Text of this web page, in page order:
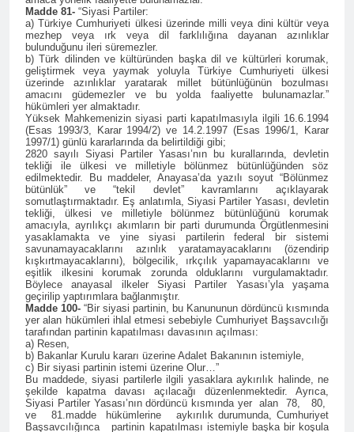
merkez ilçesinin 2.
Olağan kongresi
gerçekleşti.
Kayyum Siyasetini Bir
Kez Daha Kınıyoruz
2 Yıl Ago
Dünya Çocuk Hakları
Günü Kutu Olsun
2 Yıl Ago
2 Yıl Ago
Hak ve Özgürlükler Partisi
HAK-PAR Elazığ il
teşkilatının 8. Olağan
kongresi 16.11.2024
tarihinde il binasında
yapıldı.
2 Yıl Ago
ÇÖZÜM VE ÇÖZÜMLEME
-2- EĞRİ CETVEL İLE
DOĞRU ÇİZGİ ÇİZİLMEZ
2 Yıl Ago
HAK-PAR Genel başkanı
Düzgün Kaplan ve
beraberindeki heyet,
Alakad/PDK Dış ilişkiler
siyasi büro başkanı Dr.
Kemal Kerküki ile görüştü
2 Yıl Ago
HAK-PAR Mersin il’i Silifke
İlçe Kongresi 9/11/2024
saat 13-15 saatleri arasında
Taşucu mah.İsmet İnönü
cd.5.sk No:1/E de yapıldı.
2 Yıl Ago
HAK-PAR Genel Başkanı
Düzgün KAPLAN CİZRE’DE
‘Barış ve istikrar ancak Kürt
meselesinin adil çözüme
2 Yıl Ago
Madde 81- “Siyasi Partiler:
a) Türkiye Cumhuriyeti ülkesi üzerinde milli veya dini kültür veya
mezhep veya ırk veya dil farklılığına dayanan azınlıklar
bulunduğunu ileri süremezler.
b) Türk dilinden ve kültüründen başka dil ve kültürleri korumak,
geliştirmek veya yaymak yoluyla Türkiye Cumhuriyeti ülkesi
üzerinde azınlıklar yaratarak millet bütünlüğünün bozulması
amacını güdemezler ve bu yolda faaliyette bulunamazlar.”
hükümleri yer almaktadır.
Yüksek Mahkemenizin siyasi parti kapatılmasıyla ilgili 16.6.1994
(Esas 1993/3, Karar 1994/2) ve 14.2.1997 (Esas 1996/1, Karar
1997/1) günlü kararlarında da belirtildiği gibi;
2820 sayılı Siyasi Partiler Yasası’nın bu kurallarında, devletin
tekliği ile ülkesi ve milletiyle bölünmez bütünlüğünden söz
edilmektedir. Bu maddeler, Anayasa’da yazılı soyut “Bölünmez
bütünlük” ve “tekil devlet” kavramlarını açıklayarak
somutlaştırmaktadır. Eş anlatımla, Siyasi Partiler Yasası, devletin
tekliği, ülkesi ve milletiyle bölünmez bütünlüğünü korumak
amacıyla, ayrılıkçı akımların bir parti durumunda Örgütlenmesini
yasaklamakta ve yine siyasi partilerin federal bir sistemi
savunamayacaklarını azınlık yaratamayacaklarını (özendirip
kışkırtmayacaklarını), bölgecilik, ırkçılık yapamayacaklarını ve
eşitlik ilkesini korumak zorunda olduklarını vurgulamaktadır.
Böylece anayasal ilkeler Siyasi Partiler Yasası’yla yaşama
geçirilip yaptırımlara bağlanmıştır.
Madde 100- “Bir siyasi partinin, bu Kanununun dördüncü kısmında
yer alan hükümleri ihlal etmesi sebebiyle Cumhuriyet Başsavcılığı
tarafından partinin kapatılması davasının açılması:
a) Resen,
b) Bakanlar Kurulu kararı üzerine Adalet Bakanının istemiyle,
c) Bir siyasi partinin istemi üzerine Olur…”
Bu maddede, siyasi partilerle ilgili yasaklara aykırılık halinde, ne
şekilde kapatma davası açılacağı düzenlenmektedir. Ayrıca,
Siyasi Partiler Yasası’nın dördüncü kısmında yer alan 78, 80,
ve 81.madde hükümlerine aykırılık durumunda, Cumhuriyet
Başsavcılığınca partinin kapatılması istemiyle başka bir koşula